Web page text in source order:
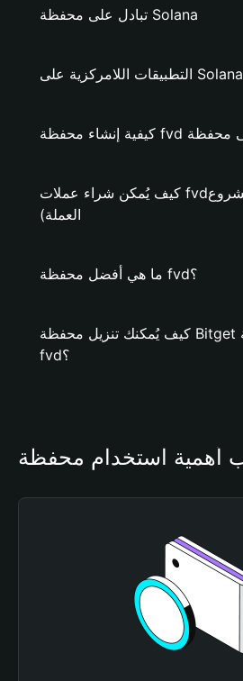
تبادل على محفظة Solana
التطبيقات اللامركزية على Solana
كيف يُمكن شراء عملات fvd؟ (فقط لمشروع
العملة)
ما هي أفضل محفظة fvd؟
كيف يُمكنك تنزيل محفظة Bitget وإنشاء محفظة
fvd؟